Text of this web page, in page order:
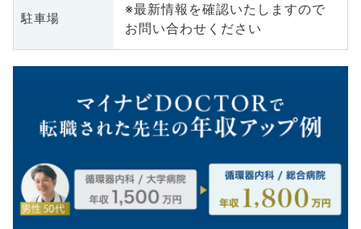
駐車場
※最新情報を確認いたしますので
お問い合わせください